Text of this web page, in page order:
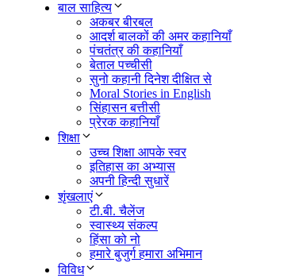
बाल साहित्य
अकबर बीरबल
आदर्श बालकों की अमर कहानियाँ
पंचतंत्र की कहानियाँ
बेताल पच्चीसी
सुनो कहानी दिनेश दीक्षित से
Moral Stories in English
सिंहासन बत्तीसी
प्रेरक कहानियाँ
शिक्षा
उच्च शिक्षा आपके स्वर
इतिहास का अभ्यास
अपनी हिन्दी सुधारें
शृंखलाएं
टी.बी. चैलेंज
स्वास्थ्य संकल्प
हिंसा को नो
हमारे बुजुर्ग हमारा अभिमान
विविध